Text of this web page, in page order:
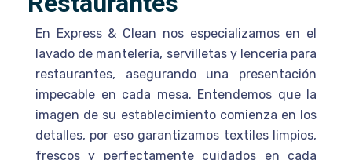
En Express & Clean nos especializamos en el
lavado de mantelería, servilletas y lencería para
restaurantes, asegurando una presentación
impecable en cada mesa. Entendemos que la
imagen de su establecimiento comienza en los
detalles, por eso garantizamos textiles limpios,
frescos y perfectamente cuidados en cada